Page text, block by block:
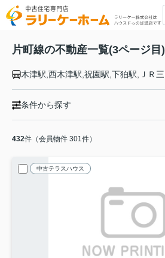
片町線の不動産一覧(3ページ目)
条件から探す
432件（会員物件 301件）
中古テラスハウス